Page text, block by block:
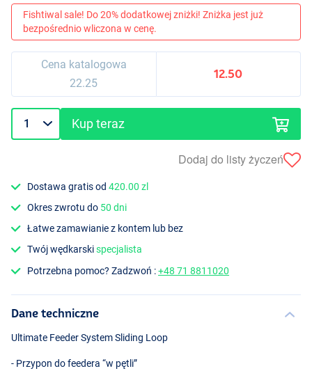
Fishtiwal sale! Do 20% dodatkowej zniżki! Zniżka jest już
bezpośrednio wliczona w cenę.
Cena katalogowa
22.25
12.50
Kup teraz
Dodaj do listy życzeń
Dostawa gratis od420.00 zl
Okres zwrotu do 50 dni
Łatwe zamawianie z kontem lub bez
Twój wędkarskispecjalista
Potrzebna pomoc? Zadzwoń :+48 71 8811020
Dane techniczne
Ultimate Feeder System Sliding Loop
- Przypon do feedera “w pętli”